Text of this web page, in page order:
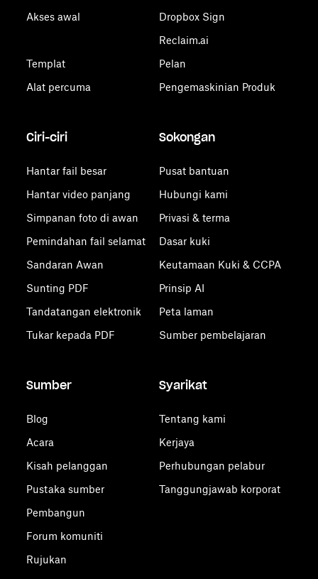
Akses awal
Templat
Alat percuma
Dropbox Sign
Reclaim.ai
Pelan
Pengemaskinian Produk
Ciri-ciri
Hantar fail besar
Hantar video panjang
Simpanan foto di awan
Pemindahan fail selamat
Sandaran Awan
Sunting PDF
Tandatangan elektronik
Tukar kepada PDF
Sokongan
Pusat bantuan
Hubungi kami
Privasi & terma
Dasar kuki
Keutamaan Kuki & CCPA
Prinsip AI
Peta laman
Sumber pembelajaran
Sumber
Blog
Acara
Kisah pelanggan
Pustaka sumber
Pembangun
Forum komuniti
Rujukan
Syarikat
Tentang kami
Kerjaya
Perhubungan pelabur
Tanggungjawab korporat